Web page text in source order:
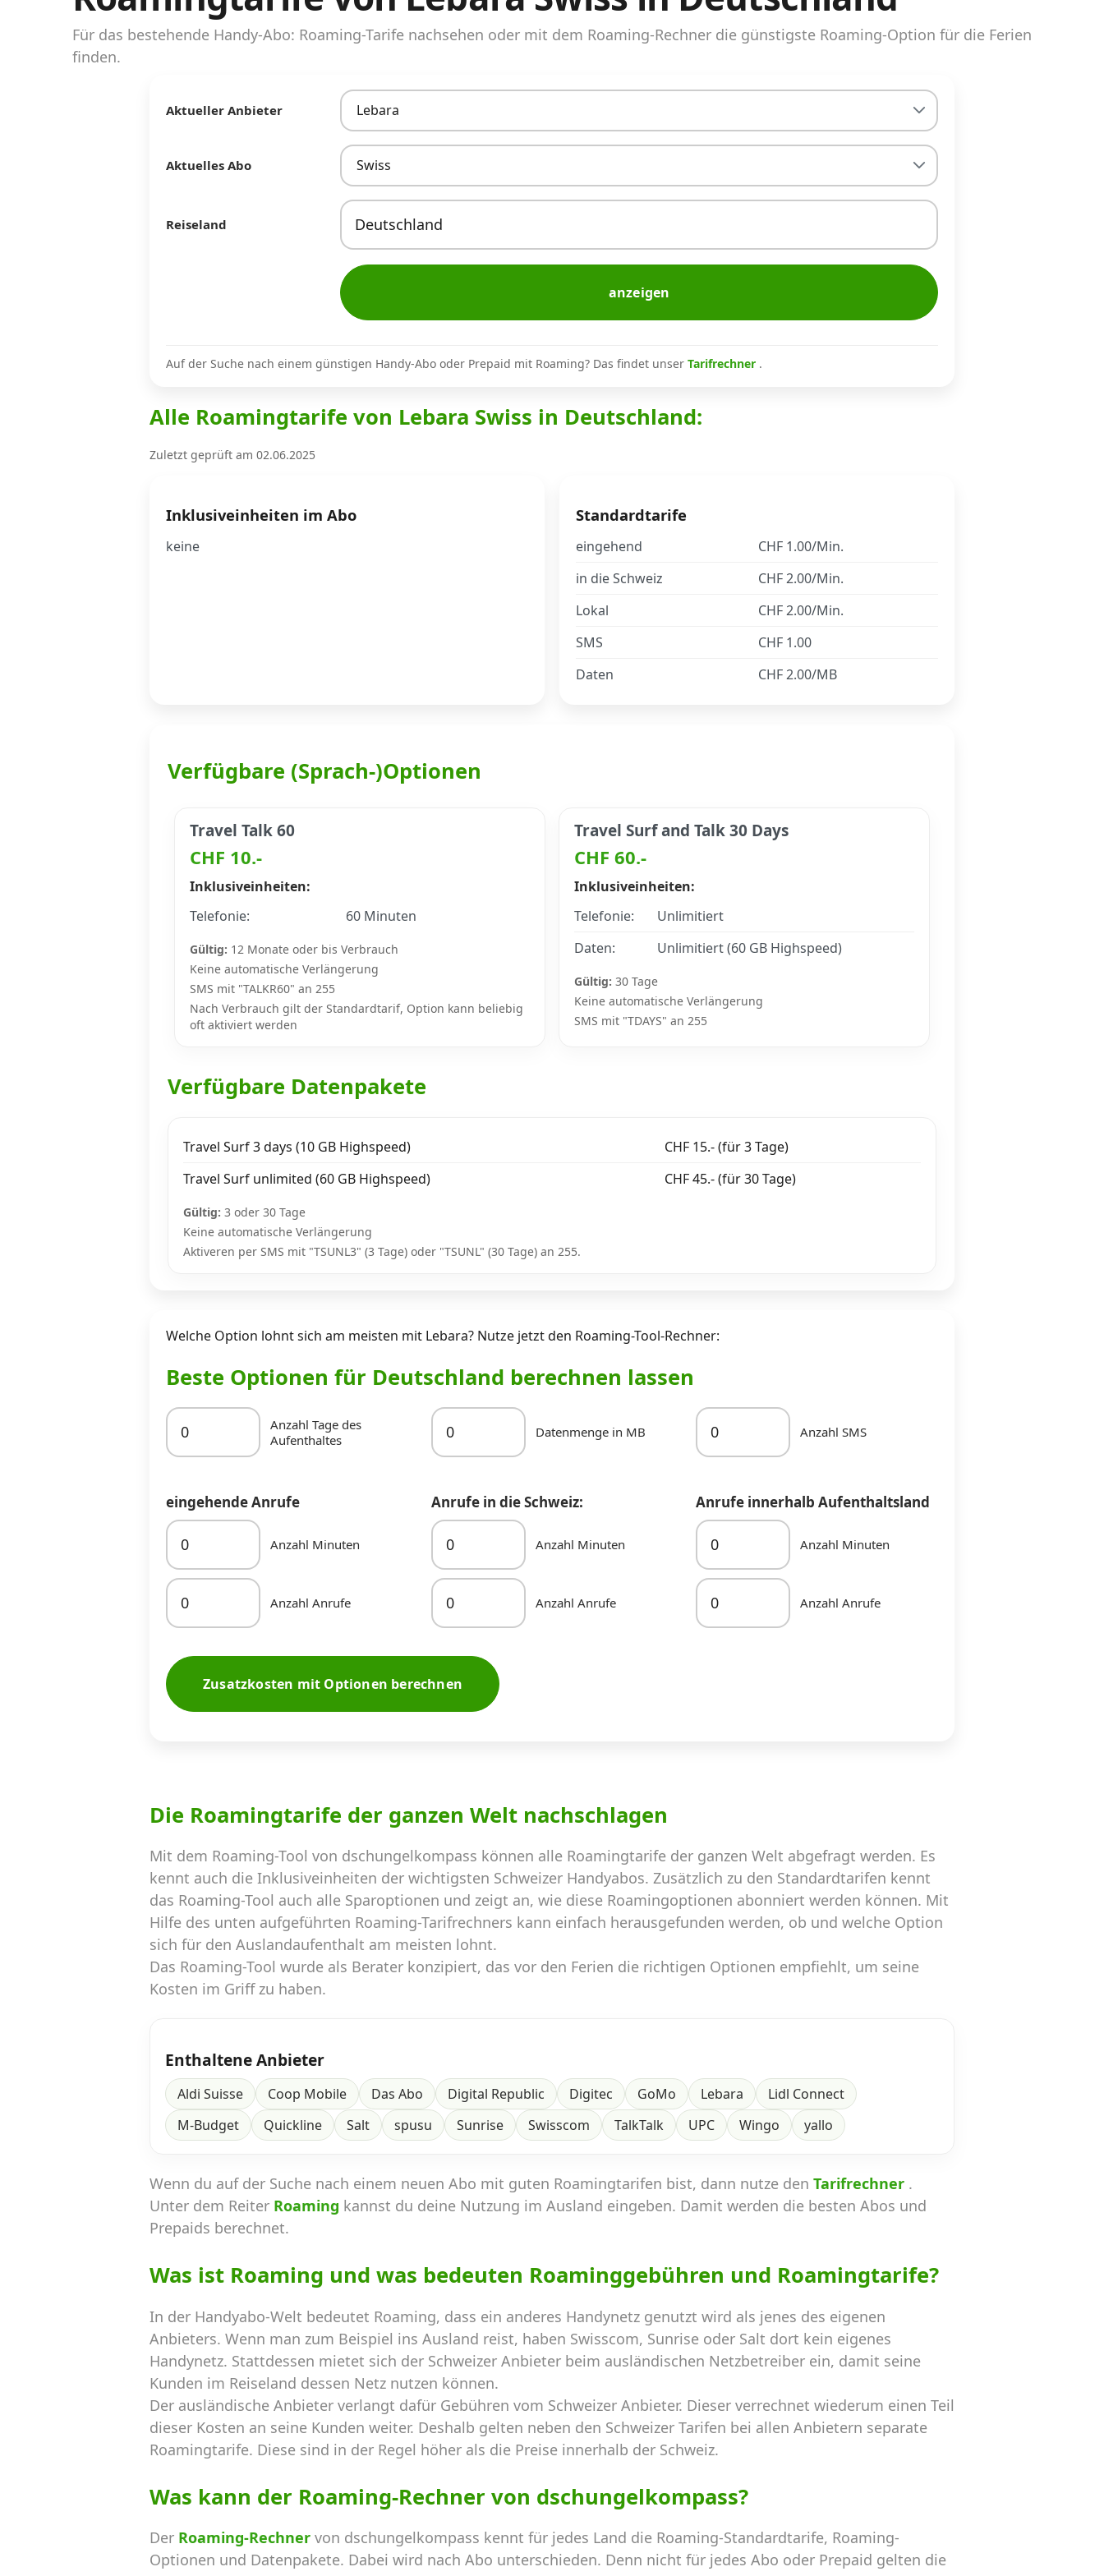
Abos für Tablets, Hotspots und Smart
Tarifrechner Handy-Abo
Alle Mobile-Vergleiche
Internet, TV, Telefon
Impressum
Für das bestehende Handy-Abo: Roaming-Tarife nachsehen oder mit dem Roaming-Rechner die günstigste Roaming-Option für die Ferien
finden.
Aktueller Anbieter Lebara
Aktuelles Abo Swiss
Reiseland
anzeigen
Auf der Suche nach einem günstigen Handy-Abo oder Prepaid mit Roaming? Das findet unser Tarifrechner .
Alle Roamingtarife von Lebara Swiss in Deutschland:
Zuletzt geprüft am 02.06.2025
Inklusiveinheiten im Abo
keine
Standardtarife
eingehend
CHF 1.00/Min.
in die Schweiz
CHF 2.00/Min.
Lokal
CHF 2.00/Min.
SMS
CHF 1.00
Daten
CHF 2.00/MB
Verfügbare (Sprach-)Optionen
Travel Talk 60
CHF 10.-
Inklusiveinheiten:
Telefonie:
60 Minuten
Gültig: 12 Monate oder bis Verbrauch
Keine automatische Verlängerung
SMS mit "TALKR60" an 255
Nach Verbrauch gilt der Standardtarif, Option kann beliebig
oft aktiviert werden
Travel Surf and Talk 30 Days
CHF 60.-
Inklusiveinheiten:
Telefonie:
Unlimitiert
Daten:
Unlimitiert (60 GB Highspeed)
Gültig: 30 Tage
Keine automatische Verlängerung
SMS mit "TDAYS" an 255
Verfügbare Datenpakete
Travel Surf 3 days (10 GB Highspeed)
CHF 15.- (für 3 Tage)
Travel Surf unlimited (60 GB Highspeed)
CHF 45.- (für 30 Tage)
Gültig: 3 oder 30 Tage
Keine automatische Verlängerung
Aktiveren per SMS mit "TSUNL3" (3 Tage) oder "TSUNL" (30 Tage) an 255.
Welche Option lohnt sich am meisten mit Lebara? Nutze jetzt den Roaming-Tool-Rechner:
Beste Optionen für Deutschland berechnen lassen
Anzahl Tage des
Aufenthaltes
Datenmenge in MB Anzahl SMS
eingehende Anrufe
Anzahl Minuten
Anzahl Anrufe
Anrufe in die Schweiz:
Anzahl Minuten
Anzahl Anrufe
Anrufe innerhalb Aufenthaltsland
Anzahl Minuten
Anzahl Anrufe
Zusatzkosten mit Optionen berechnen
Die Roamingtarife der ganzen Welt nachschlagen
Mit dem Roaming-Tool von dschungelkompass können alle Roamingtarife der ganzen Welt abgefragt werden. Es
kennt auch die Inklusiveinheiten der wichtigsten Schweizer Handyabos. Zusätzlich zu den Standardtarifen kennt
das Roaming-Tool auch alle Sparoptionen und zeigt an, wie diese Roamingoptionen abonniert werden können. Mit
Hilfe des unten aufgeführten Roaming-Tarifrechners kann einfach herausgefunden werden, ob und welche Option
sich für den Auslandaufenthalt am meisten lohnt.
Das Roaming-Tool wurde als Berater konzipiert, das vor den Ferien die richtigen Optionen empfiehlt, um seine
Kosten im Griff zu haben.
Enthaltene Anbieter
Aldi Suisse Coop Mobile Das Abo Digital Republic Digitec GoMo Lebara
Lidl Connect
M-Budget
Quickline Salt spusu Sunrise Swisscom TalkTalk UPC Wingo yallo
Wenn du auf der Suche nach einem neuen Abo mit guten Roamingtarifen bist, dann nutze den Tarifrechner .
Unter dem Reiter Roaming kannst du deine Nutzung im Ausland eingeben. Damit werden die besten Abos und
Prepaids berechnet.
Was ist Roaming und was bedeuten Roaminggebühren und Roamingtarife?
In der Handyabo-Welt bedeutet Roaming, dass ein anderes Handynetz genutzt wird als jenes des eigenen
Anbieters. Wenn man zum Beispiel ins Ausland reist, haben Swisscom, Sunrise oder Salt dort kein eigenes
Handynetz. Stattdessen mietet sich der Schweizer Anbieter beim ausländischen Netzbetreiber ein, damit seine
Kunden im Reiseland dessen Netz nutzen können.
Der ausländische Anbieter verlangt dafür Gebühren vom Schweizer Anbieter. Dieser verrechnet wiederum einen Teil
dieser Kosten an seine Kunden weiter. Deshalb gelten neben den Schweizer Tarifen bei allen Anbietern separate
Roamingtarife. Diese sind in der Regel höher als die Preise innerhalb der Schweiz.
Was kann der Roaming-Rechner von dschungelkompass?
Der Roaming-Rechner von dschungelkompass kennt für jedes Land die Roaming-Standardtarife, Roaming-
Optionen und Datenpakete. Dabei wird nach Abo unterschieden. Denn nicht für jedes Abo oder Prepaid gelten die